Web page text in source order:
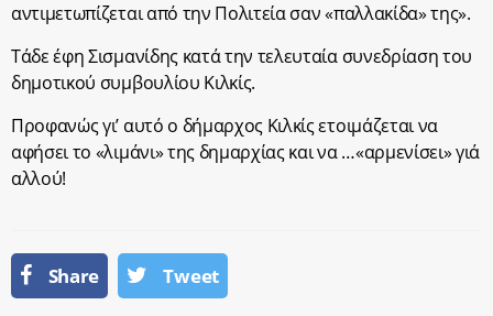
αντιμετωπίζεται από την Πολιτεία σαν «παλλακίδα» της».
Τάδε έφη Σισμανίδης κατά την τελευταία συνεδρίαση του
δημοτικού συμβουλίου Κιλκίς.
Προφανώς γι’ αυτό ο δήμαρχος Κιλκίς ετοιμάζεται να
αφήσει το «λιμάνι» της δημαρχίας και να …«αρμενίσει» γιά
αλλού!
Share Tweet